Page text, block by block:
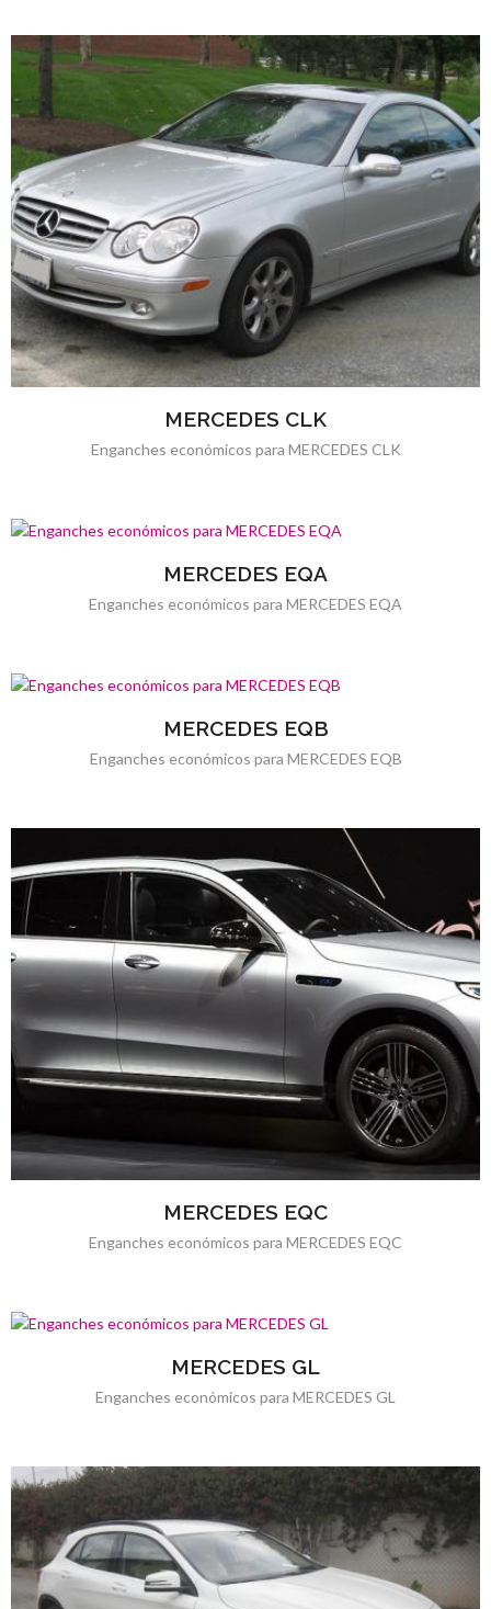
MERCEDES CLK
Enganches económicos para MERCEDES CLK
MERCEDES EQA
Enganches económicos para MERCEDES EQA
MERCEDES EQB
Enganches económicos para MERCEDES EQB
MERCEDES EQC
Enganches económicos para MERCEDES EQC
MERCEDES GL
Enganches económicos para MERCEDES GL